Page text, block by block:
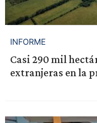
INFORME
Casi 290 mil
extranjeras en la